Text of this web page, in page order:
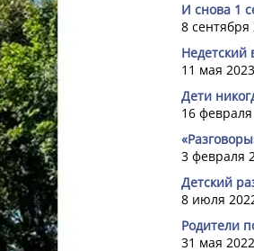
И снова 1
8 сентября
Недетский
11 мая
Дети
16
3 февраля
Детский
8 июля
Родители
31 мая